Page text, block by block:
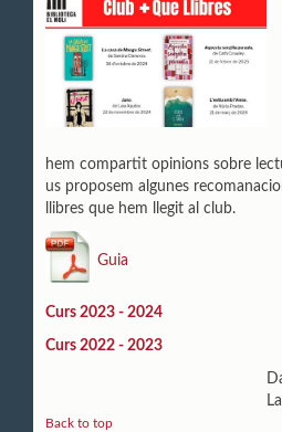
hem compartit opinions sobre
us proposem algunes
llibres que hem llegit al club.
Guia
Curs 2023 - 2024
Curs 2022 - 2023
Back to top